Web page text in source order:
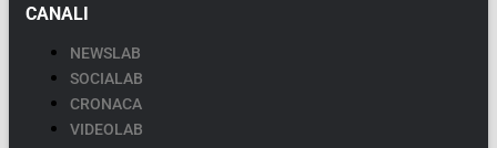
CANALI
NEWSLAB
SOCIALAB
CRONACA
VIDEOLAB